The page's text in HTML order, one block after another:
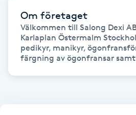
Gelenaglar
Gellack
Gellack med förstärkning
Om företaget
Välkommen till Salong Dexi
Karlaplan Östermalm
pedikyr, manikyr,
färgning av ögonfransar samt